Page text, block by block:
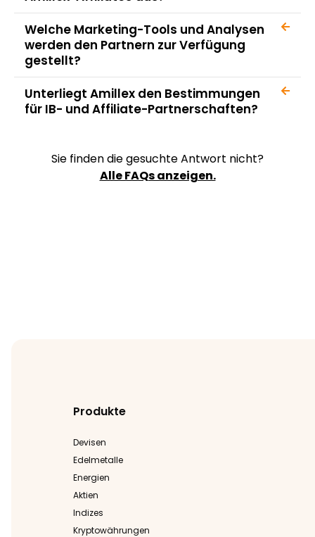
Welche Marketing-Tools und Analysen
werden den Partnern zur Verfügung
gestellt?
Unterliegt Amillex den Bestimmungen
für IB- und Affiliate-Partnerschaften?
Sie finden die gesuchte Antwort nicht?
Alle FAQs anzeigen.
Produkte
Devisen
Edelmetalle
Energien
Aktien
Indizes
Kryptowährungen